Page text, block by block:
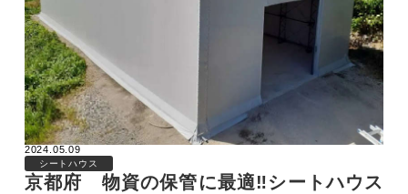
2024.05.09
シートハウス
京都府 物資の保管に最適‼シートハウス